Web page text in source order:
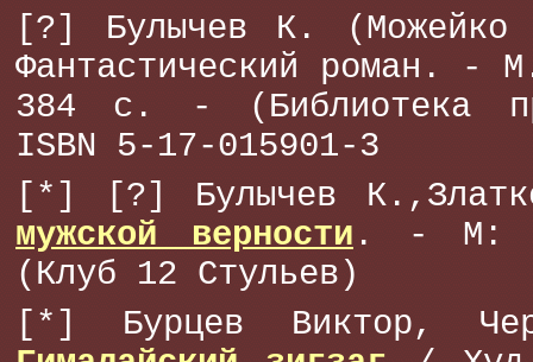
[?] Булычев К.
Фантастический роман.
384 с. - (Библиотека
ISBN 5-17-015901-3
[*] [?] Булычев
мужской верности . - М:
(Клуб 12 Стульев)
[*] Бурцев Виктор,